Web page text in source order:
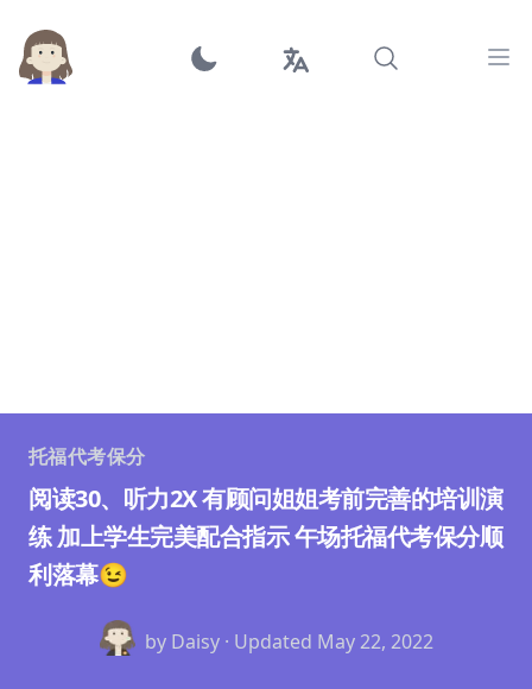
托福代考保分
阅读30、听力2X 有顾问姐姐考前完善的培训演
练 加上学生完美配合指示 午场托福代考保分顺
利落幕😉
by Daisy · Updated May 22, 2022